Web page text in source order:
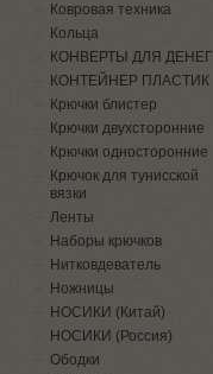
Ковровая техника
Кольца
КОНВЕРТЫ ДЛЯ ДЕНЕГ
КОНТЕЙНЕР ПЛАСТИК
Крючки блистер
Крючки двухсторонние
Крючки односторонние
Крючок для тунисской
вязки
Ленты
Наборы крючков
Нитковдеватель
Ножницы
НОСИКИ (Китай)
НОСИКИ (Россия)
Ободки